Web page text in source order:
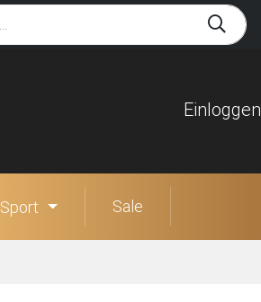
Einloggen
Sport Sale